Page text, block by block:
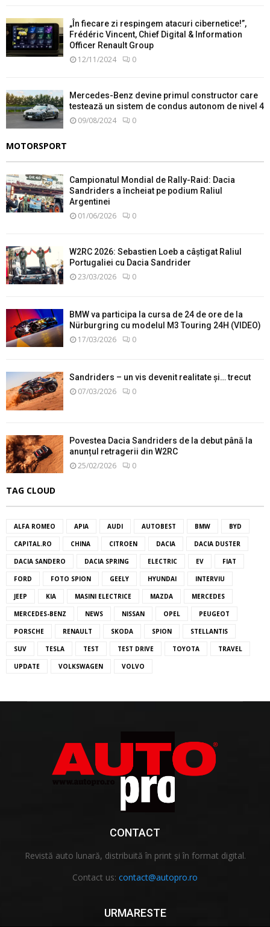
„În fiecare zi respingem atacuri cibernetice!”,
Frédéric Vincent, Chief Digital & Information
Officer Renault Group
12/11/2024 0
Mercedes-Benz devine primul constructor care
testează un sistem de condus autonom de nivel 4
09/08/2024 0
MOTORSPORT
Campionatul Mondial de Rally-Raid: Dacia
Sandriders a încheiat pe podium Raliul
Argentinei
01/06/2026 0
W2RC 2026: Sebastien Loeb a câștigat Raliul
Portugaliei cu Dacia Sandrider
23/03/2026 0
BMW va participa la cursa de 24 de ore de la
Nürburgring cu modelul M3 Touring 24H (VIDEO)
17/03/2026 0
Sandriders – un vis devenit realitate și… trecut
07/03/2026 0
Povestea Dacia Sandriders de la debut până la
anunțul retragerii din W2RC
25/02/2026 0
TAG CLOUD
ALFA ROMEO APIA AUDI AUTOBEST BMW BYD
CAPITAL.RO CHINA CITROEN DACIA DACIA DUSTER
DACIA SANDERO DACIA SPRING ELECTRIC EV FIAT
FORD FOTO SPION GEELY HYUNDAI INTERVIU
JEEP KIA MASINI ELECTRICE MAZDA MERCEDES
MERCEDES-BENZ NEWS NISSAN OPEL PEUGEOT
PORSCHE RENAULT SKODA SPION STELLANTIS
SUV TESLA TEST TEST DRIVE TOYOTA TRAVEL
UPDATE VOLKSWAGEN VOLVO
CONTACT
Revistă auto lunară, distribuită în print și în format digital.
Contact us: contact@autopro.ro
URMARESTE